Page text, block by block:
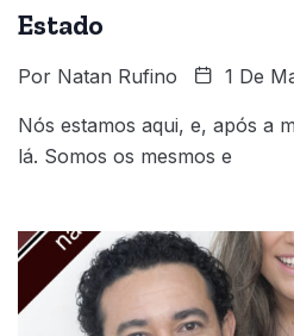
Estado
Por Natan Rufino 1 De
Nós estamos aqui, e, após a
lá. Somos os mesmos e